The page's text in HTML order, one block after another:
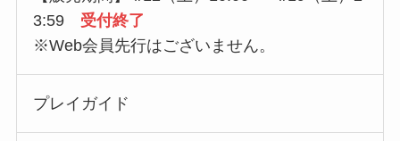
3:59 受付終了
※Web会員先行はございません。
プレイガイド